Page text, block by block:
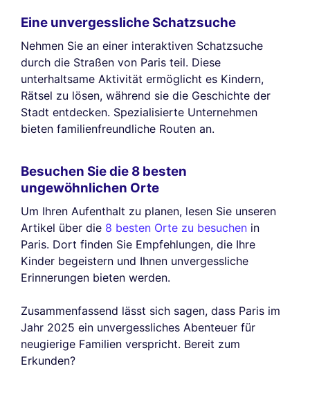
Eine unvergessliche Schatzsuche
Nehmen Sie an einer interaktiven Schatzsuche
durch die Straßen von Paris teil. Diese
unterhaltsame Aktivität ermöglicht es Kindern,
Rätsel zu lösen, während sie die Geschichte der
Stadt entdecken. Spezialisierte Unternehmen
bieten familienfreundliche Routen an.
Besuchen Sie die 8 besten
ungewöhnlichen Orte
Um Ihren Aufenthalt zu planen, lesen Sie unseren
Artikel über die 8 besten Orte zu besuchen in
Paris. Dort finden Sie Empfehlungen, die Ihre
Kinder begeistern und Ihnen unvergessliche
Erinnerungen bieten werden.
Zusammenfassend lässt sich sagen, dass Paris im
Jahr 2025 ein unvergessliches Abenteuer für
neugierige Familien verspricht. Bereit zum
Erkunden?